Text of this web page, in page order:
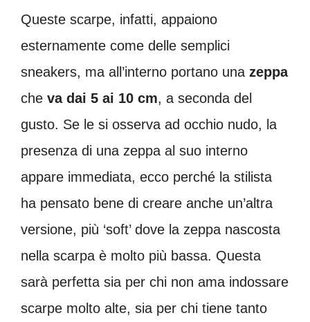
Queste scarpe, infatti, appaiono
esternamente come delle semplici
sneakers, ma all’interno portano una zeppa
che va dai 5 ai 10 cm, a seconda del
gusto. Se le si osserva ad occhio nudo, la
presenza di una zeppa al suo interno
appare immediata, ecco perché la stilista
ha pensato bene di creare anche un’altra
versione, più ‘soft’ dove la zeppa nascosta
nella scarpa è molto più bassa. Questa
sarà perfetta sia per chi non ama indossare
scarpe molto alte, sia per chi tiene tanto